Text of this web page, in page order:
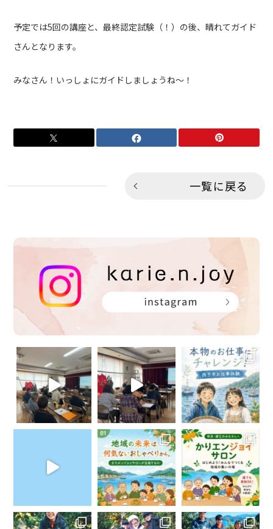
予定では5回の講座と、最終認定試験（！）の後、晴れてガイド
さんとなります。
みなさん！いっしょにガイドしましょうね～！
一覧に戻る